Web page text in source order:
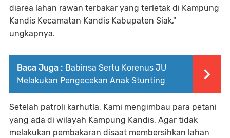
diarea lahan rawan terbakar yang terletak di Kampung
Kandis Kecamatan Kandis Kabupaten Siak,"
ungkapnya.
Baca Juga : Babinsa Sertu Korenus JU
Melakukan Pengecekan Anak Stunting
Setelah patroli karhutla, Kami mengimbau para petani
yang ada di wilayah Kampung Kandis, Agar tidak
melakukan pembakaran disaat membersihkan lahan